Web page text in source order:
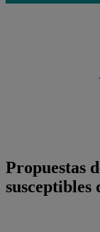
Propuestas
susceptibles